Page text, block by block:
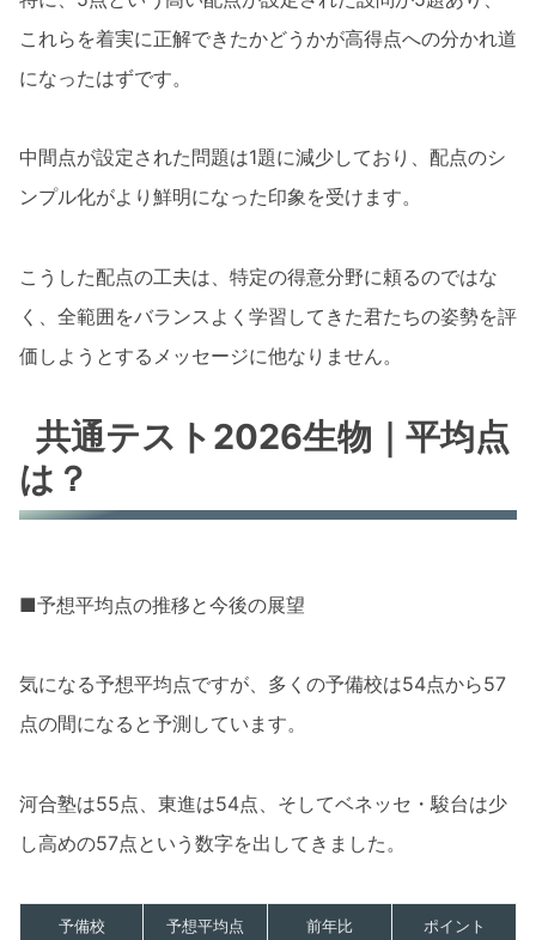
これらを着実に正解できたかどうかが高得点への分かれ道
になったはずです。
中間点が設定された問題は1題に減少しており、配点のシ
ンプル化がより鮮明になった印象を受けます。
こうした配点の工夫は、特定の得意分野に頼るのではな
く、全範囲をバランスよく学習してきた君たちの姿勢を評
価しようとするメッセージに他なりません。
共通テスト2026生物｜平均点
は？
■予想平均点の推移と今後の展望
気になる予想平均点ですが、多くの予備校は54点から57
点の間になると予測しています。
河合塾は55点、東進は54点、そしてベネッセ・駿台は少
し高めの57点という数字を出してきました。
予備校 予想平均点 前年比 ポイント